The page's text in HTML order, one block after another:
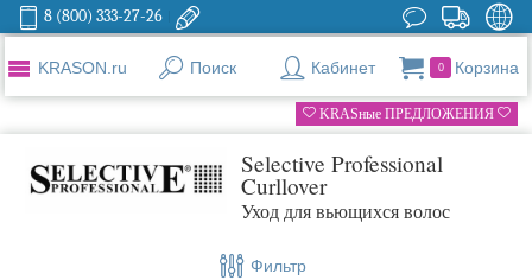
8 (800) 333-27-26
KRASON.ru Поиск Кабинет 0 Корзина
KRASные ПРЕДЛОЖЕНИЯ
Selective Professional
Curllover
Уход для вьющихся волос
Фильтр